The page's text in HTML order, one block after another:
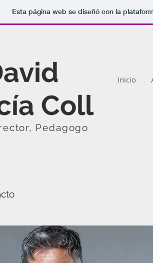
Esta página web se diseñó con la
Coll
Pedagogo
Inicio